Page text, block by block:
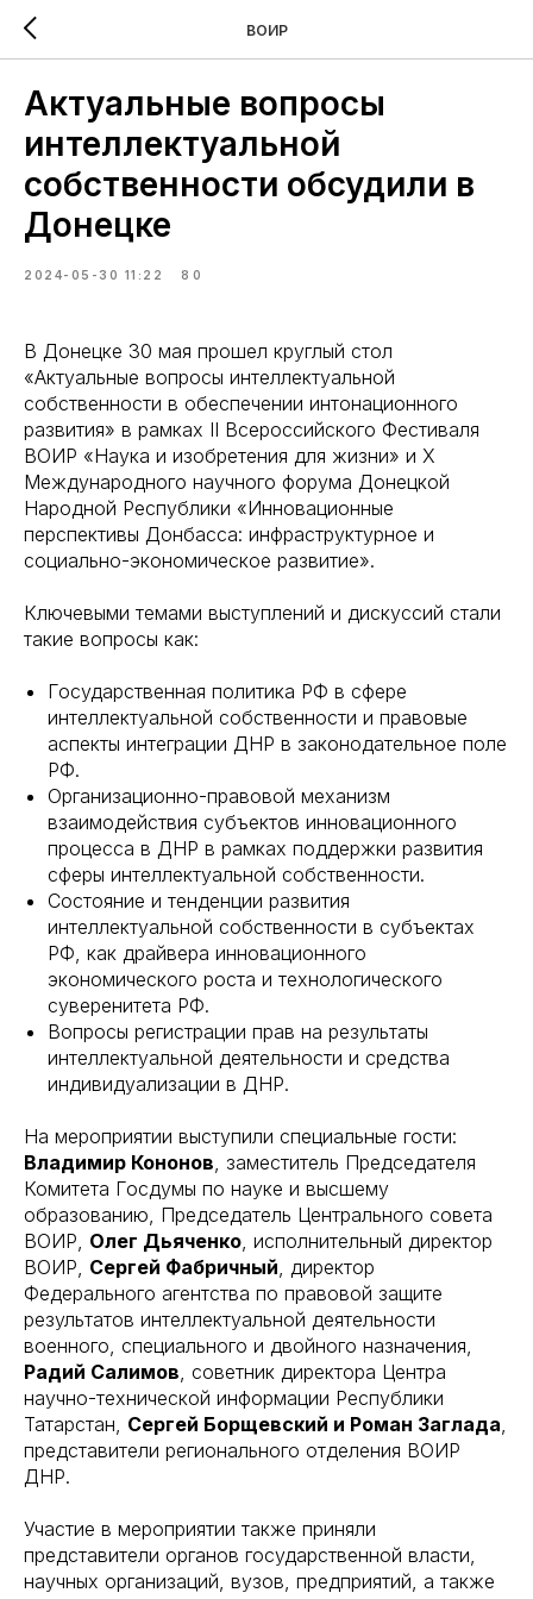
ВОИР
Актуальные вопросы
интеллектуальной
собственности обсудили в
Донецке
2024-05-30 11:22 80
В Донецке 30 мая прошел круглый стол
«Актуальные вопросы интеллектуальной
собственности в обеспечении интонационного
развития» в рамках II Всероссийского Фестиваля
ВОИР «Наука и изобретения для жизни» и X
Международного научного форума Донецкой
Народной Республики «Инновационные
перспективы Донбасса: инфраструктурное и
социально-экономическое развитие».
Ключевыми темами выступлений и дискуссий стали
такие вопросы как:
Государственная политика РФ в сфере
интеллектуальной собственности и правовые
аспекты интеграции ДНР в законодательное поле
РФ.
Организационно-правовой механизм
взаимодействия субъектов инновационного
процесса в ДНР в рамках поддержки развития
сферы интеллектуальной собственности.
Состояние и тенденции развития
интеллектуальной собственности в субъектах
РФ, как драйвера инновационного
экономического роста и технологического
суверенитета РФ.
Вопросы регистрации прав на результаты
интеллектуальной деятельности и средства
индивидуализации в ДНР.
На мероприятии выступили специальные гости:
Владимир Кононов, заместитель Председателя
Комитета Госдумы по науке и высшему
образованию, Председатель Центрального совета
ВОИР, Олег Дьяченко, исполнительный директор
ВОИР, Сергей Фабричный, директор
Федерального агентства по правовой защите
результатов интеллектуальной деятельности
военного, специального и двойного назначения,
Радий Салимов, советник директора Центра
научно-технической информации Республики
Татарстан, Сергей Борщевский и Роман Заглада,
представители регионального отделения ВОИР
ДНР.
Участие в мероприятии также приняли
представители органов государственной власти,
научных организаций, вузов, предприятий, а также